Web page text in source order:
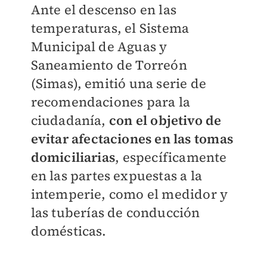
Ante el descenso en las
temperaturas, el Sistema
Municipal de Aguas y
Saneamiento de Torreón
(Simas), emitió una serie de
recomendaciones para la
ciudadanía, con el objetivo de
evitar afectaciones en las tomas
domiciliarias, específicamente
en las partes expuestas a la
intemperie, como el medidor y
las tuberías de conducción
domésticas.